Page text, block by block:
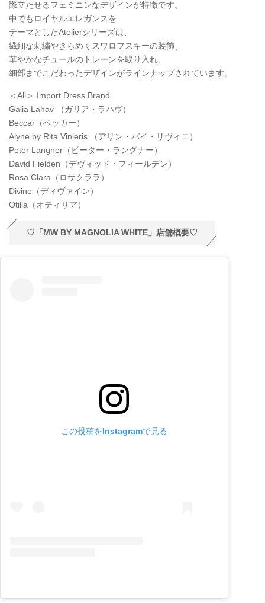
際立たせるフェミニンなデザインが特徴です。
中でもロイヤルエレガンスを
テーマとしたAtelierシリーズは、
繊細な刺繍やきらめくスワロフスキーの装飾、
華やかなチュールのトレーンを取り入れ、
細部までこだわったデザインがラインナップされています。
＜All＞ Import Dress Brand
Galia Lahav （ガリア・ラハヴ）
Beccar（ベッカー）
Alyne by Rita Vinieris （アリン・バイ・リヴィニ）
Peter Langner（ピーター・ラングナー）
David Fielden（デヴィッド・フィールデン）
Rosa Clara（ロサクララ）
Divine（ディヴァイン）
Otilia（オティリア）
♡「MW BY MAGNOLIA WHITE」店舗概要♡
この投稿をInstagramで見る